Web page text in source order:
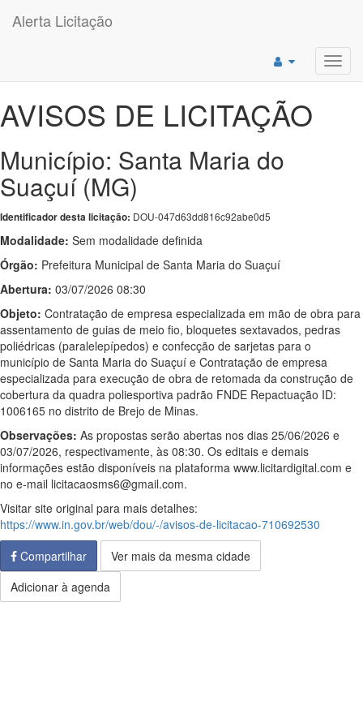
Alerta Licitação
AVISOS DE LICITAÇÃO
Município: Santa Maria do
Suaçuí (MG)
Identificador desta licitação: DOU-047d63dd816c92abe0d5
Modalidade: Sem modalidade definida
Órgão: Prefeitura Municipal de Santa Maria do Suaçuí
Abertura: 03/07/2026 08:30
Objeto: Contratação de empresa especializada em mão de obra para
assentamento de guias de meio fio, bloquetes sextavados, pedras
poliédricas (paralelepípedos) e confecção de sarjetas para o
município de Santa Maria do Suaçuí e Contratação de empresa
especializada para execução de obra de retomada da construção de
cobertura da quadra poliesportiva padrão FNDE Repactuação ID:
1006165 no distrito de Brejo de Minas.
Observações: As propostas serão abertas nos dias 25/06/2026 e
03/07/2026, respectivamente, às 08:30. Os editais e demais
informações estão disponíveis na plataforma www.licitardigital.com e
no e-mail licitacaosms6@gmail.com.
Visitar site original para mais detalhes:
https://www.in.gov.br/web/dou/-/avisos-de-licitacao-710692530
Compartilhar
Ver mais da mesma cidade
Adicionar à agenda